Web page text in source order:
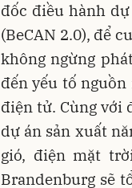
đốc điều hành
(BeCAN 2.0), để
không ngừng
đến yếu tố
điện tử. Cùng với
dự án sản xuất
gió, điện mặt
Brandenburg sẽ